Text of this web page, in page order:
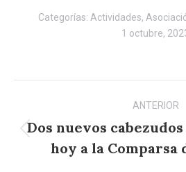
Categorías: Actividades,
1 octubre,
Navegación
entre
publicaciones
ANTERIOR
Dos nuevos
hoy a la Comparsa